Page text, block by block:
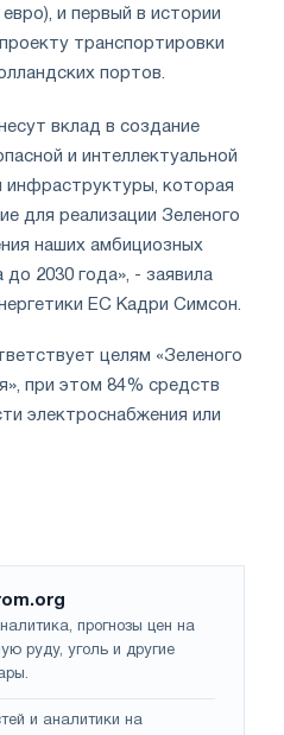
и первый в истории
транспортировки
портов.
вклад в создание
и интеллектуальной
инфраструктуры, которая
для реализации Зеленого
наших амбициозных
2030 года», - заявила
ЕС Кадри Симсон.
целям «Зеленого
при этом 84% средств
электроснабжения или
прогнозы цен на
руду, уголь и другие
и аналитики на